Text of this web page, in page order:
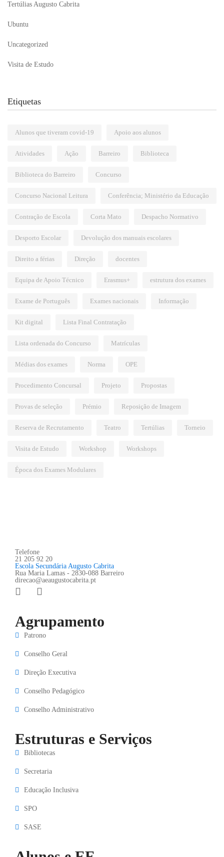
Tertúlias Augusto Cabrita
Ubuntu
Uncategorized
Visita de Estudo
Etiquetas
Alunos que tiveram covid-19 Apoio aos alunos
Atividades Ação Barreiro Biblioteca
Biblioteca do Barreiro Concurso
Concurso Nacional Leitura Conferência; Ministério da Educação
Contração de Escola Corta Mato Despacho Normativo
Desporto Escolar Devolução dos manuais escolares
Direito a férias Direção docentes
Equipa de Apoio Técnico Erasmus+ estrutura dos exames
Exame de Português Exames nacionais Informação
Kit digital Lista Final Contratação
Lista ordenada do Concurso Matrículas
Médias dos exames Norma OPE
Procedimento Concursal Projeto Propostas
Provas de seleção Prémio Reposição de Imagem
Reserva de Recrutamento Teatro Tertúlias Torneio
Visita de Estudo Workshop Workshops
Época dos Exames Modulares
Telefone
21 205 92 20
Escola Secundária Augusto Cabrita
Rua Maria Lamas - 2830-088 Barreiro
direcao@aeaugustocabrita.pt
Agrupamento
Patrono
Conselho Geral
Direção Executiva
Conselho Pedagógico
Conselho Administrativo
Estruturas e Serviços
Bibliotecas
Secretaria
Educação Inclusiva
SPO
SASE